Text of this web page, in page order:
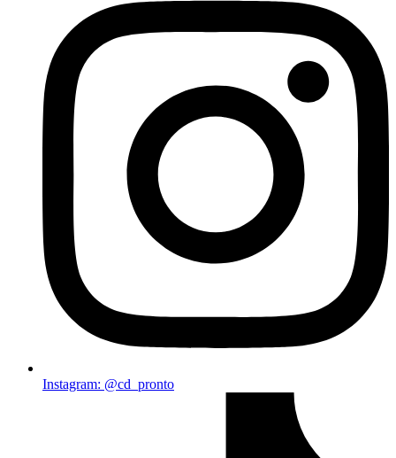
Instagram: @cd_pronto